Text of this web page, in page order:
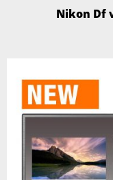
Nikon Df